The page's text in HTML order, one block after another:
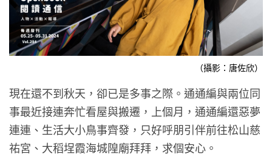
（攝影：唐佐欣）
現在還不到秋天，卻已是多事之際。通通編與兩位同
事最近接連奔忙看屋與搬遷，上個月，通通編還惡夢
連連、生活大小鳥事齊發，只好呼朋引伴前往松山慈
祐宮、大稻埕霞海城隍廟拜拜，求個安心。